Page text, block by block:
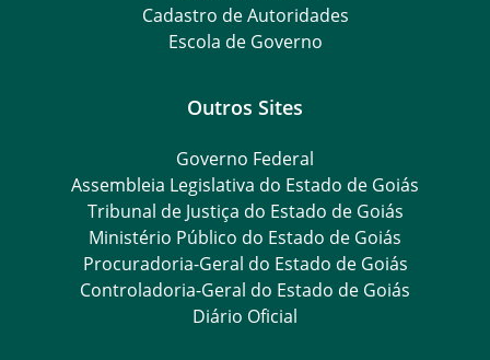
Cadastro de Autoridades
Escola de Governo
Outros Sites
Governo Federal
Assembleia Legislativa do Estado de Goiás
Tribunal de Justiça do Estado de Goiás
Ministério Público do Estado de Goiás
Procuradoria-Geral do Estado de Goiás
Controladoria-Geral do Estado de Goiás
Diário Oficial